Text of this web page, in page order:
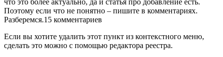
Поэтому если что не понятно – пишите в комментариях.
Разберемся.15 комментариев
Если вы хотите удалить этот пункт из контекстного меню,
сделать это можно с помощью редактора реестра.